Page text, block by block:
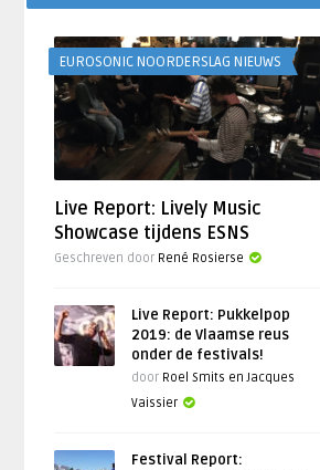
EUROSONIC NOORDERSLAG NIEUWS
Live Report: Lively Music
Showcase tijdens ESNS
Geschreven door René Rosierse
Live Report: Pukkelpop
2019: de Vlaamse reus
onder de festivals!
door Roel Smits en Jacques
Vaissier
Festival Report: